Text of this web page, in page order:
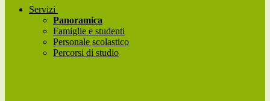
Servizi
Panoramica
Famiglie e studenti
Personale scolastico
Percorsi di studio